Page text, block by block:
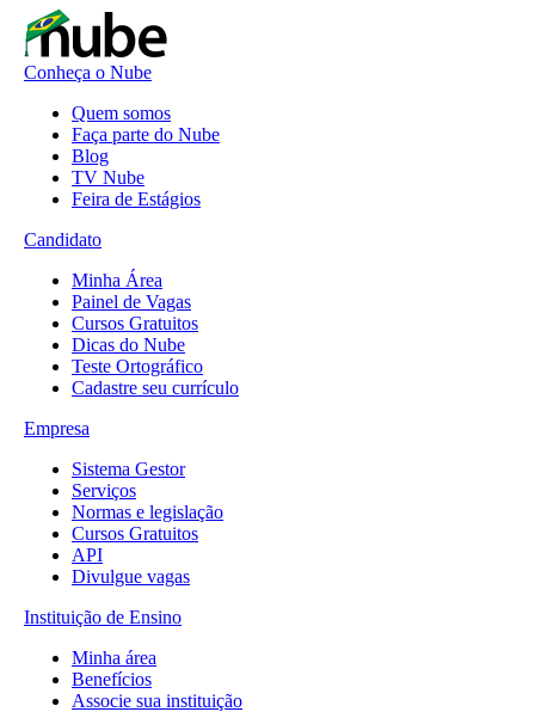
Conheça o Nube
Quem somos
Faça parte do Nube
Blog
TV Nube
Feira de Estágios
Candidato
Minha Área
Painel de Vagas
Cursos Gratuitos
Dicas do Nube
Teste Ortográfico
Cadastre seu currículo
Empresa
Sistema Gestor
Serviços
Normas e legislação
Cursos Gratuitos
API
Divulgue vagas
Instituição de Ensino
Minha área
Benefícios
Associe sua instituição